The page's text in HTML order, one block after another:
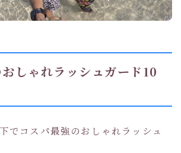
しゃれラッシュガード10
でコスパ最強のおしゃれラッシュ